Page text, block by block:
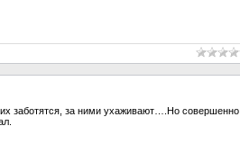
заботятся, за ними ухаживают….Но совершенно